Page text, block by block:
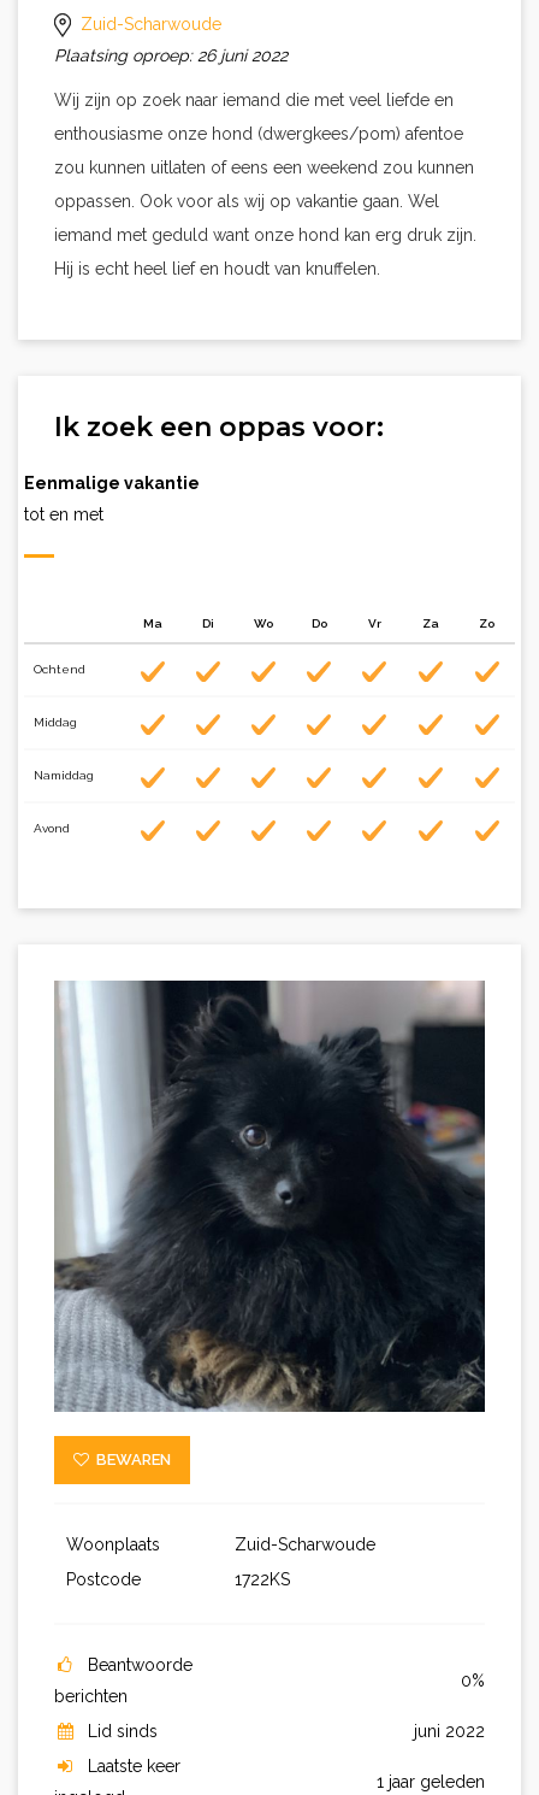
Zuid-Scharwoude
Plaatsing oproep: 26 juni 2022
Wij zijn op zoek naar iemand die met veel liefde en
enthousiasme onze hond (dwergkees/pom) afentoe
zou kunnen uitlaten of eens een weekend zou kunnen
oppassen. Ook voor als wij op vakantie gaan. Wel
iemand met geduld want onze hond kan erg druk zijn.
Hij is echt heel lief en houdt van knuffelen.
Ik zoek een oppas voor:
Eenmalige vakantie
tot en met
Ma Di Wo Do Vr Za Zo
Ochtend
Middag
Namiddag
Avond
BEWAREN
Woonplaats
Zuid-Scharwoude
Postcode
1722KS
Beantwoorde
berichten
0%
Lid sinds
juni 2022
Laatste keer
1 jaar geleden